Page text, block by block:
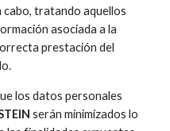
cabo, tratando aquellos
asociada a la
prestación del
los datos personales
serán minimizados lo